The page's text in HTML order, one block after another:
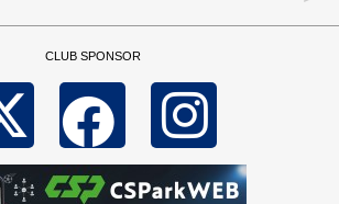
CLUB SPONSOR